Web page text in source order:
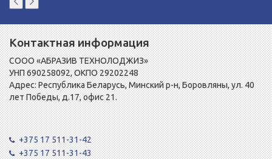
Контактная информация
СООО «АБРАЗИВ ТЕХНОЛОДЖИЗ»
УНП 690258092, ОКПО 29202248
Адрес: Республика Беларусь, Минский р-н, Боровляны, ул. 40
лет Победы, д.17, офис 21.
+375 17 511-31-42
+375 17 511-31-43